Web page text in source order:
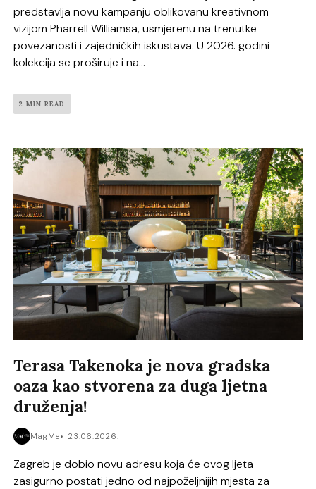
predstavlja novu kampanju oblikovanu kreativnom
vizijom Pharrell Williamsa, usmjerenu na trenutke
povezanosti i zajedničkih iskustava. U 2026. godini
kolekcija se proširuje i na...
2 MIN READ
Terasa Takenoka je nova gradska
oaza kao stvorena za duga ljetna
druženja!
MagMe 23.06.2026.
Zagreb je dobio novu adresu koja će ovog ljeta
zasigurno postati jedno od najpoželjnijih mjesta za